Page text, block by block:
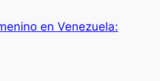
en Venezuela: